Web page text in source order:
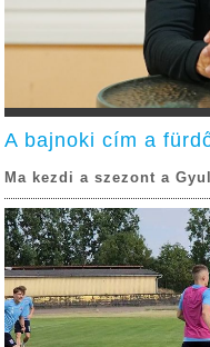
A bajnoki cím a
Ma kezdi a szezont a